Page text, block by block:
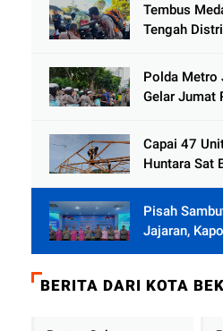
Tembus
Tengah
Jamat
Polda Metro
Gelar Jumat
Capai 47
Huntara Sat
Pisah
Jajaran,
Tekankan
BERITA DARI KOTA